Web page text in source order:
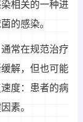
相关的一种进
的感染。
常在规范治疗
解，但也可能
度：患者的病
素。